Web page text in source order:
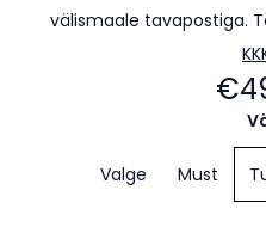
välismaale tavapostiga.
Valge Must